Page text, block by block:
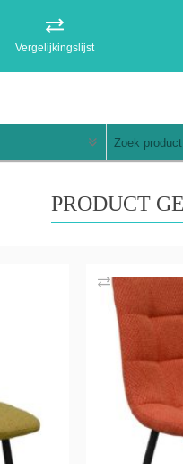
Vergelijkingslijst
PRODUCT